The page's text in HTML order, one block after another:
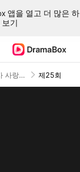
앱을 열고 더 많은 하
기
남자가 사랑하지 않을 때 제25회